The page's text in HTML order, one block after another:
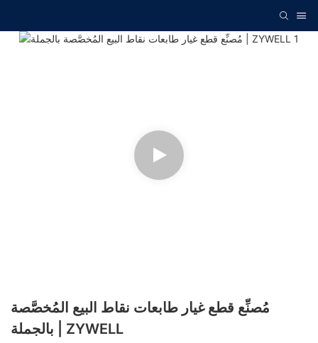
مُصنِّع قطع غيار طابعات نقاط البيع المُخصَّصة
بالجملة | ZYWELL